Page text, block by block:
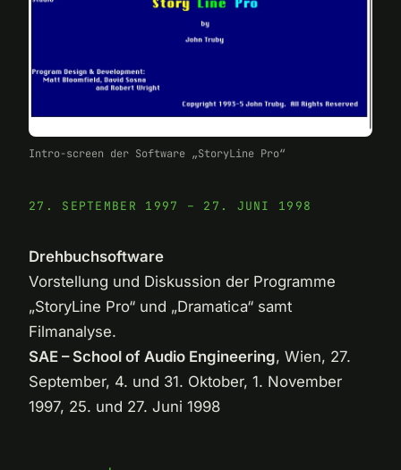
Intro-screen der Software „StoryLine Pro“
27. SEPTEMBER 1997 – 27. JUNI 1998
Drehbuchsoftware
Vorstellung und Diskussion der Programme
„StoryLine Pro“ und „Dramatica“ samt
Filmanalyse.
SAE – School of Audio Engineering, Wien, 27.
September, 4. und 31. Oktober, 1. November
1997, 25. und 27. Juni 1998